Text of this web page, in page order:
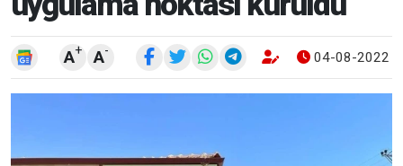
A+ A- 04-08-2022